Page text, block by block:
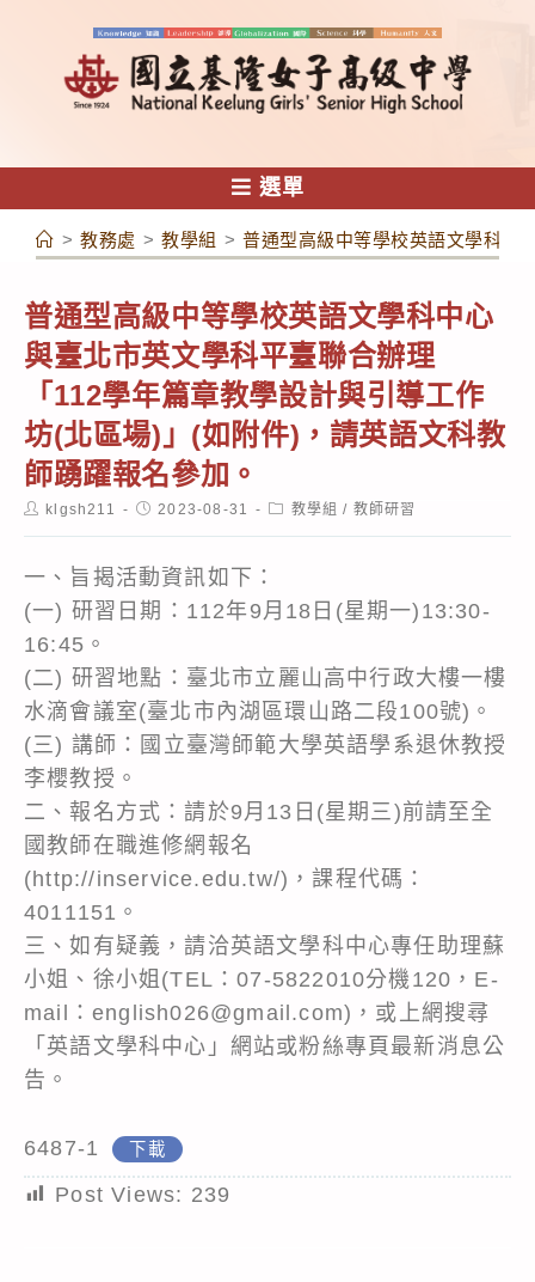
容
選單
> 教務處 > 教學組 > 普通型高級中等學校英語文學科中
普通型高級中等學校英語文學科中心
與臺北市英文學科平臺聯合辦理
「112學年篇章教學設計與引導工作
坊(北區場)」(如附件)，請英語文科教
師踴躍報名參加。
Postklgsh211
Post2023-08-31
Post教學組 / 教師研習
一、旨揭活動資訊如下：
(一) 研習日期：112年9月18日(星期一)13:30-
16:45。
(二) 研習地點：臺北市立麗山高中行政大樓一樓
水滴會議室(臺北市內湖區環山路二段100號)。
(三) 講師：國立臺灣師範大學英語學系退休教授
李櫻教授。
二、報名方式：請於9月13日(星期三)前請至全
國教師在職進修網報名
(http://inservice.edu.tw/)，課程代碼：
4011151。
三、如有疑義，請洽英語文學科中心專任助理蘇
小姐、徐小姐(TEL：07-5822010分機120，E-
mail：english026@gmail.com)，或上網搜尋
「英語文學科中心」網站或粉絲專頁最新消息公
告。
6487-1 下載
Post Views: 239